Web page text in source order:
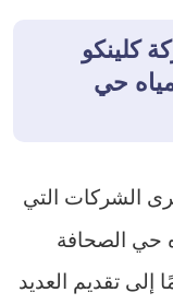
كلينكو
حي
الشركات التي
حي الصحافة
تقديم العديد